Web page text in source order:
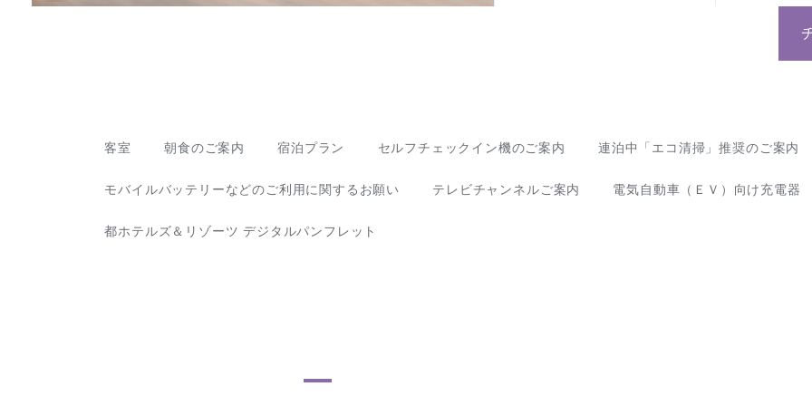
客室 朝食のご案内 宿泊プラン セルフチェックイン機のご案内 連泊中「エコ清掃」推奨のご案内
モバイルバッテリーなどのご利用に関するお願い テレビチャンネルご案内 電気自動車（ＥＶ）向け充電器
都ホテルズ＆リゾーツ デジタルパンフレット